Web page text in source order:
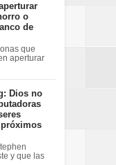
o
de
que
aperturar
Dios no
y que las